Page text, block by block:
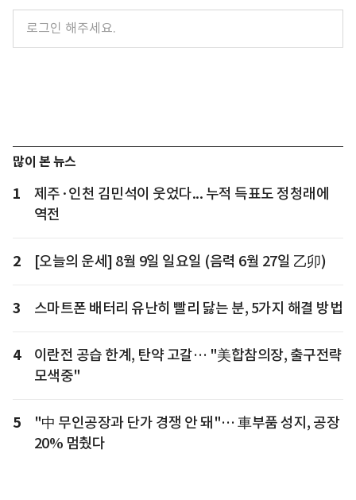
많이 본 뉴스
1
제주·인천 김민석이 웃었다... 누적 득표도 정청래에
역전
2 [오늘의 운세] 8월 9일 일요일 (음력 6월 27일 乙卯)
3 스마트폰 배터리 유난히 빨리 닳는 분, 5가지 해결 방법
4
이란전 공습 한계, 탄약 고갈… "美합참의장, 출구전략
모색중"
5
"中 무인공장과 단가 경쟁 안 돼"… 車부품 성지, 공장
20% 멈췄다